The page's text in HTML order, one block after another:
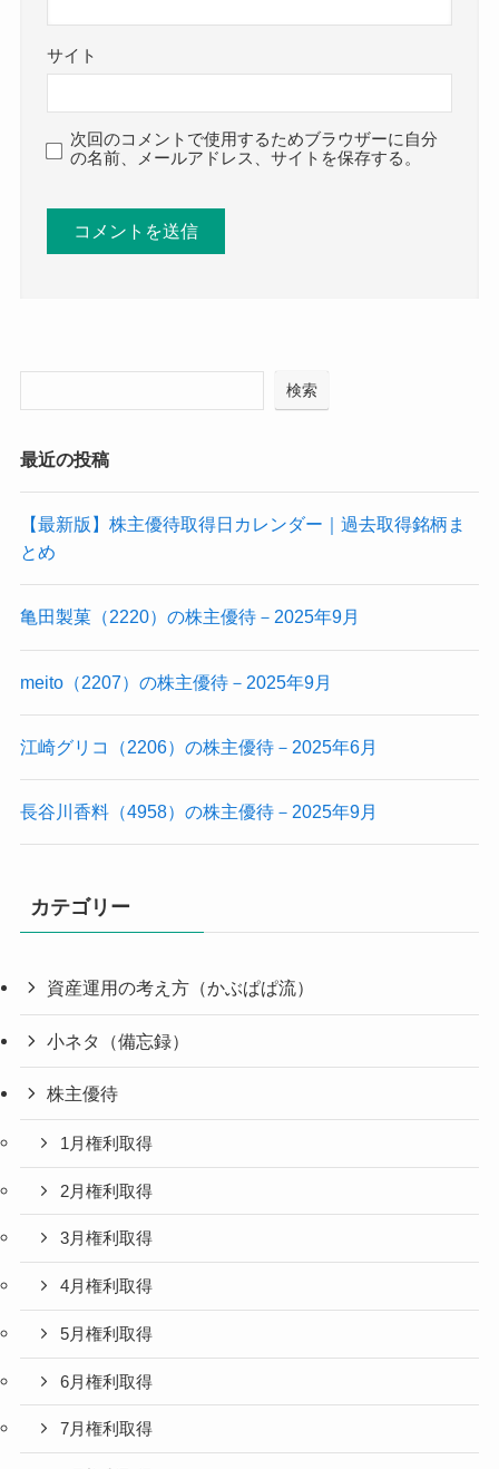
サイト
次回のコメントで使用するためブラウザーに自分
の名前、メールアドレス、サイトを保存する。
検索
最近の投稿
【最新版】株主優待取得日カレンダー｜過去取得銘柄ま
とめ
亀田製菓（2220）の株主優待－2025年9月
meito（2207）の株主優待－2025年9月
江崎グリコ（2206）の株主優待－2025年6月
長谷川香料（4958）の株主優待－2025年9月
カテゴリー
資産運用の考え方（かぶぱぱ流）
小ネタ（備忘録）
株主優待
1月権利取得
2月権利取得
3月権利取得
4月権利取得
5月権利取得
6月権利取得
7月権利取得